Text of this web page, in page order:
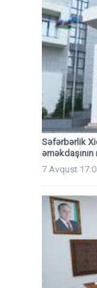
Səfərbərlik
7 Avqust